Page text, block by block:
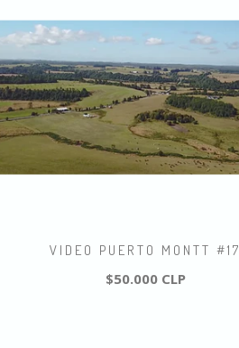
VIDEO PUERTO MONTT #17
$50.000 CLP